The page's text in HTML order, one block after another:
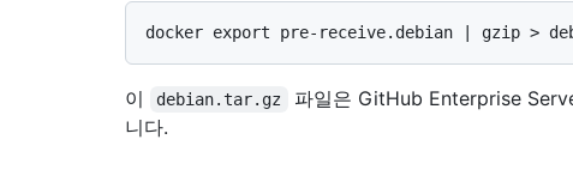
이 debian.tar.gz
파일은 GitHub Enterprise
니다.